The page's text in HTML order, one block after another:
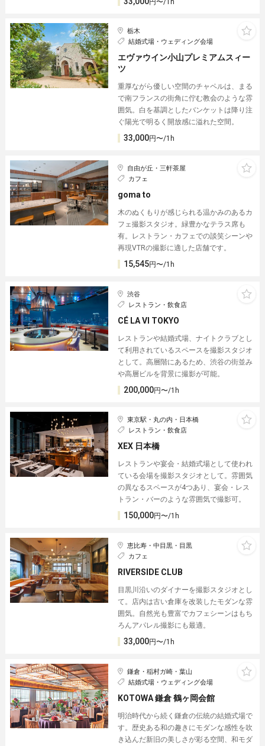
栃木
結婚式場・ウェディング会場
エヴァウイン小山プレミアムスィー
ツ
重厚ながら優しい空間のチャペルは、まる
で南フランスの街角に佇む教会のような雰
囲気。白を基調としたバンケットは降り注
ぐ陽光で明るく開放感に溢れた空間。
33,000円〜/1h
自由が丘・三軒茶屋
カフェ
goma to︎
木のぬくもりが感じられる温かみのあるカ
フェ撮影スタジオ。緑豊かなテラス席も
有。レストラン・カフェでの談笑シーンや
再現VTRの撮影に適した店舗です。
15,545円〜/1h
渋谷
レストラン・飲食店
CÉ LA VI TOKYO
レストランや結婚式場、ナイトクラブとし
て利用されているスペースを撮影スタジオ
として。高層階にあるため、渋谷の街並み
や高層ビルを背景に撮影が可能。
200,000円〜/1h
東京駅・丸の内・日本橋
レストラン・飲食店
XEX 日本橋
レストランや宴会・結婚式場として使われ
ている会場を撮影スタジオとして。雰囲気
の異なるスペースが4つあり、宴会・レス
トラン・バーのような雰囲気で撮影可。
150,000円〜/1h
恵比寿・中目黒・目黒
カフェ
RIVERSIDE CLUB
目黒川沿いのダイナーを撮影スタジオとし
て。店内は古い倉庫を改装したモダンな雰
囲気。自然光も豊富でカフェシーンはもち
ろんアパレル撮影にも最適。
33,000円〜/1h
鎌倉・稲村ガ崎・葉山
結婚式場・ウェディング会場
KOTOWA 鎌倉 鶴ヶ岡会館
明治時代から続く鎌倉の伝統の結婚式場で
す。歴史ある和の趣きにモダンな感性を吹
き込んだ新旧の美しさが彩る空間、和モダ